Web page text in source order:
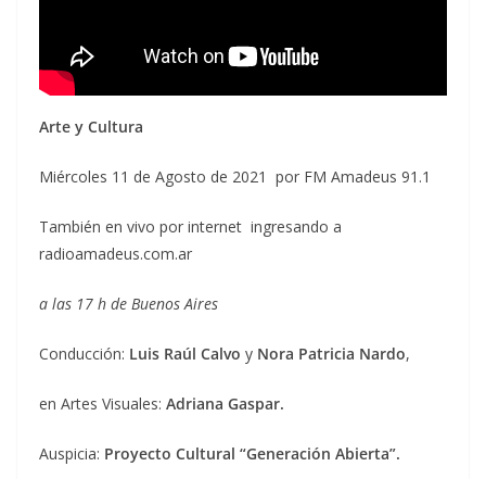
Arte y Cultura
Miércoles 11 de Agosto de 2021 por FM Amadeus 91.1
También en vivo por internet ingresando a
radioamadeus.com.ar
a las 17 h de Buenos Aires
Conducción: Luis Raúl Calvo y Nora Patricia Nardo,
en Artes Visuales: Adriana Gaspar.
Auspicia: Proyecto Cultural “Generación Abierta”.